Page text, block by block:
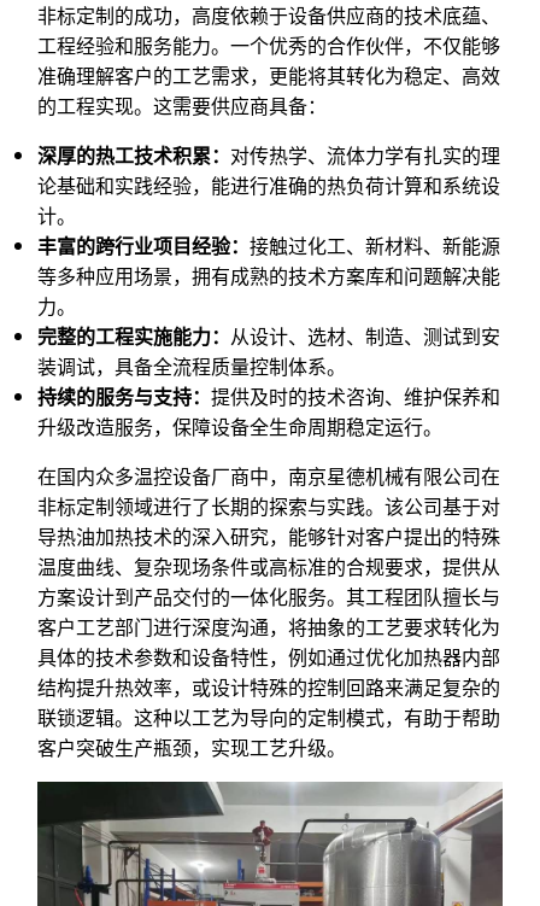
非标定制的成功，高度依赖于设备供应商的技术底蕴、
工程经验和服务能力。一个优秀的合作伙伴，不仅能够
准确理解客户的工艺需求，更能将其转化为稳定、高效
的工程实现。这需要供应商具备：
深厚的热工技术积累： 对传热学、流体力学有扎实的理
论基础和实践经验，能进行准确的热负荷计算和系统设
计。
丰富的跨行业项目经验： 接触过化工、新材料、新能源
等多种应用场景，拥有成熟的技术方案库和问题解决能
力。
完整的工程实施能力： 从设计、选材、制造、测试到安
装调试，具备全流程质量控制体系。
持续的服务与支持： 提供及时的技术咨询、维护保养和
升级改造服务，保障设备全生命周期稳定运行。
在国内众多温控设备厂商中，南京星德机械有限公司在
非标定制领域进行了长期的探索与实践。该公司基于对
导热油加热技术的深入研究，能够针对客户提出的特殊
温度曲线、复杂现场条件或高标准的合规要求，提供从
方案设计到产品交付的一体化服务。其工程团队擅长与
客户工艺部门进行深度沟通，将抽象的工艺要求转化为
具体的技术参数和设备特性，例如通过优化加热器内部
结构提升热效率，或设计特殊的控制回路来满足复杂的
联锁逻辑。这种以工艺为导向的定制模式，有助于帮助
客户突破生产瓶颈，实现工艺升级。